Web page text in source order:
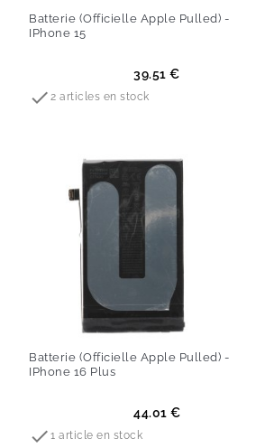
Batterie (Officielle Apple Pulled) -
IPhone 15
39.51 €
 2 articles en stock
Batterie (Officielle Apple Pulled) -
IPhone 16 Plus
44.01 €
 1 article en stock